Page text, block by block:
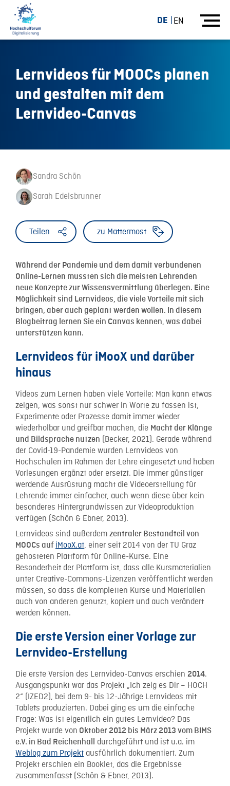
DE EN
Lernvideos für MOOCs planen
und gestalten mit dem
Lernvideo-Canvas
Sandra Schön
Sarah Edelsbrunner
Teilen zu Mattermost
Während der Pandemie und dem damit verbundenen
Online-Lernen mussten sich die meisten Lehrenden
neue Konzepte zur Wissensvermittlung überlegen. Eine
Möglichkeit sind Lernvideos, die viele Vorteile mit sich
bringen, aber auch geplant werden wollen. In diesem
Blogbeitrag lernen Sie ein Canvas kennen, was dabei
unterstützen kann.
Lernvideos für iMooX und darüber
hinaus
Videos zum Lernen haben viele Vorteile: Man kann etwas
zeigen, was sonst nur schwer in Worte zu fassen ist,
Experimente oder Prozesse damit immer wieder
wiederholbar und greifbar machen, die Macht der Klänge
und Bildsprache nutzen (Becker, 2021). Gerade während
der Covid-19-Pandemie wurden Lernvideos von
Hochschulen im Rahmen der Lehre eingesetzt und haben
Vorlesungen ergänzt oder ersetzt. Die immer günstiger
werdende Ausrüstung macht die Videoerstellung für
Lehrende immer einfacher, auch wenn diese über kein
besonderes Hintergrundwissen zur Videoproduktion
verfügen (Schön & Ebner, 2013).
Lernvideos sind außerdem zentraler Bestandteil von
MOOCs aufiMooX.at, einer seit 2014 von der TU Graz
gehosteten Plattform für Online-Kurse. Eine
Besonderheit der Plattform ist, dass alle Kursmaterialien
unter Creative-Commons-Lizenzen veröffentlicht werden
müssen, so dass die kompletten Kurse und Materialien
auch von anderen genutzt, kopiert und auch verändert
werden können.
Die erste Version einer Vorlage zur
Lernvideo-Erstellung
Die erste Version des Lernvideo-Canvas erschien 2014.
Ausgangspunkt war das Projekt „Ich zeig es Dir – HOCH
2“ (IZED2), bei dem 9- bis 12-Jährige Lernvideos mit
Tablets produzierten. Dabei ging es um die einfache
Frage: Was ist eigentlich ein gutes Lernvideo? Das
Projekt wurde von Oktober 2012 bis März 2013 vom BIMS
e.V. in Bad Reichenhall
durchgeführt und ist u.a. im
Weblog zum Projekt ausführlich dokumentiert. Zum
Projekt erschien ein Booklet, das die Ergebnisse
zusammenfasst (Schön & Ebner, 2013).